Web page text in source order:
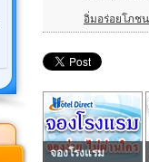
อิ่มอร่อยโภช
จองโรงแรม